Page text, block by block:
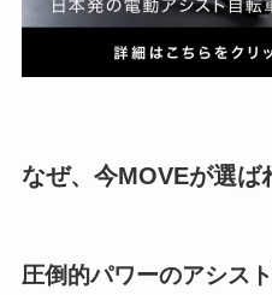
なぜ、今MOVEが選ば
圧倒的パワーのアシス